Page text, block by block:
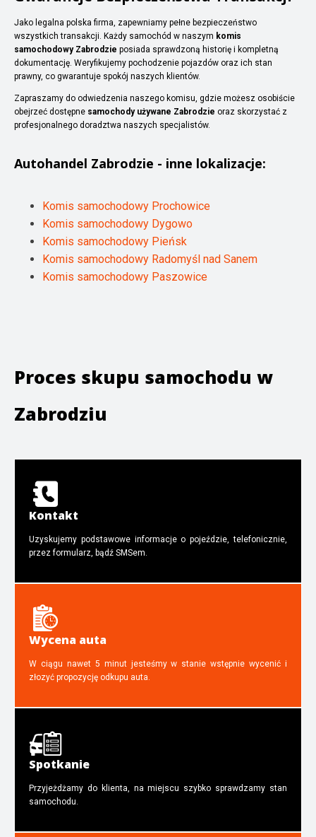
Jako legalna polska firma, zapewniamy pełne bezpieczeństwo
wszystkich transakcji. Każdy samochód w naszym komis
samochodowy Zabrodzie posiada sprawdzoną historię i kompletną
dokumentację. Weryfikujemy pochodzenie pojazdów oraz ich stan
prawny, co gwarantuje spokój naszych klientów.
Zapraszamy do odwiedzenia naszego komisu, gdzie możesz osobiście
obejrzeć dostępne samochody używane Zabrodzie oraz skorzystać z
profesjonalnego doradztwa naszych specjalistów.
Autohandel Zabrodzie - inne lokalizacje:
Komis samochodowy Prochowice
Komis samochodowy Dygowo
Komis samochodowy Pieńsk
Komis samochodowy Radomyśl nad Sanem
Komis samochodowy Paszowice
Proces skupu samochodu w
Zabrodziu
Kontakt
Uzyskujemy podstawowe informacje o pojeździe, telefonicznie,
przez formularz, bądź SMSem.
Wycena auta
W ciągu nawet 5 minut jesteśmy w stanie wstępnie wycenić i
złozyć propozycję odkupu auta.
Spotkanie
Przyjeżdżamy do klienta, na miejscu szybko sprawdzamy stan
samochodu.